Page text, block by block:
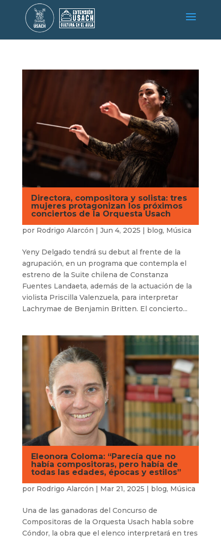
Directora, compositora y solista: tres
mujeres protagonizan los próximos
conciertos de la Orquesta Usach
por Rodrigo Alarcón | Jun 4, 2025 | blog, Música
Yeny Delgado tendrá su debut al frente de la
agrupación, en un programa que contempla el
estreno de la Suite chilena de Constanza
Fuentes Landaeta, además de la actuación de la
violista Priscilla Valenzuela, para interpretar
Lachrymae de Benjamin Britten. El concierto...
Eleonora Coloma: “Parecía que no
había compositoras, pero había de
todas las edades, épocas y estilos”
por Rodrigo Alarcón | Mar 21, 2025 | blog, Música
Una de las ganadoras del Concurso de
Compositoras de la Orquesta Usach habla sobre
Cóndor, la obra que el elenco interpretará en tres